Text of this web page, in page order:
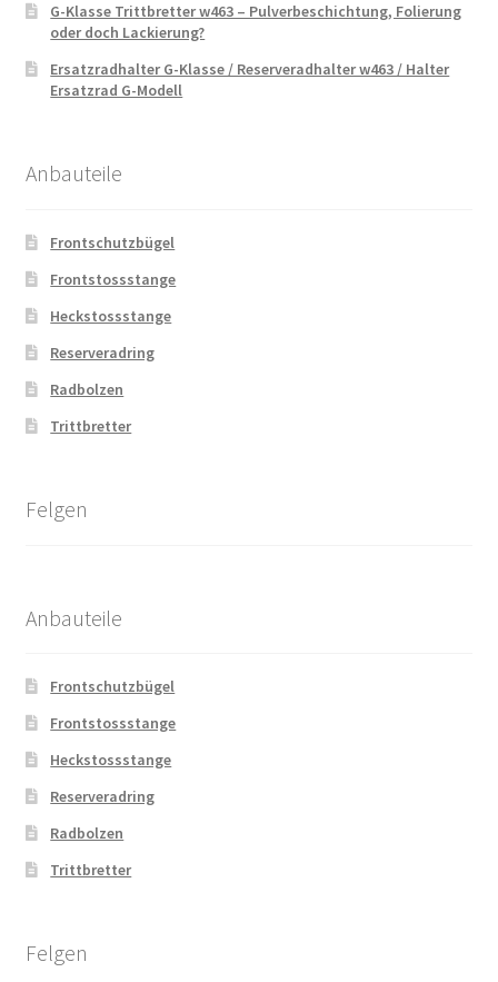
G-Klasse Trittbretter w463 – Pulverbeschichtung, Folierung
oder doch Lackierung?
Ersatzradhalter G-Klasse / Reserveradhalter w463 / Halter
Ersatzrad G-Modell
Anbauteile
Frontschutzbügel
Frontstossstange
Heckstossstange
Reserveradring
Radbolzen
Trittbretter
Felgen
Anbauteile
Frontschutzbügel
Frontstossstange
Heckstossstange
Reserveradring
Radbolzen
Trittbretter
Felgen